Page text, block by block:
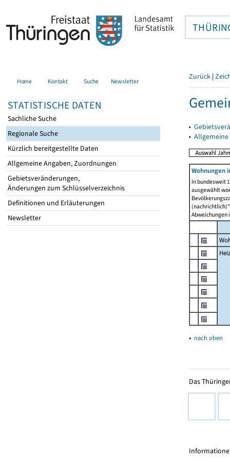
Home Kontakt Suche Newsletter
STATISTISCHE DATEN
Sachliche Suche
Regionale Suche
Kürzlich bereitgestellte Daten
Allgemeine Angaben, Zuordnungen
Gebietsveränderungen,
Änderungen zum Schlüsselverzeichnis
Definitionen und Erläuterungen
Newsletter
Zurück |
▸
▸
Wohnungen
In bundesweit
ausgewählt
Abweichungen
▴ nach oben
Das